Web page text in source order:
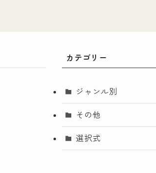
カテゴリー
ジャンル別
その他
選択式